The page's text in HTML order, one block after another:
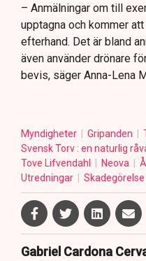
– Anmälningar om till
upptagna och kommer
efterhand. Det är bland
även använder drönare
bevis, säger Anna-Lena
Myndigheter Gripanden
Svensk Torv : en naturlig
Tove Lifvendahl
Neova
Utredningar
Skadegörelse
Gabriel Cardona